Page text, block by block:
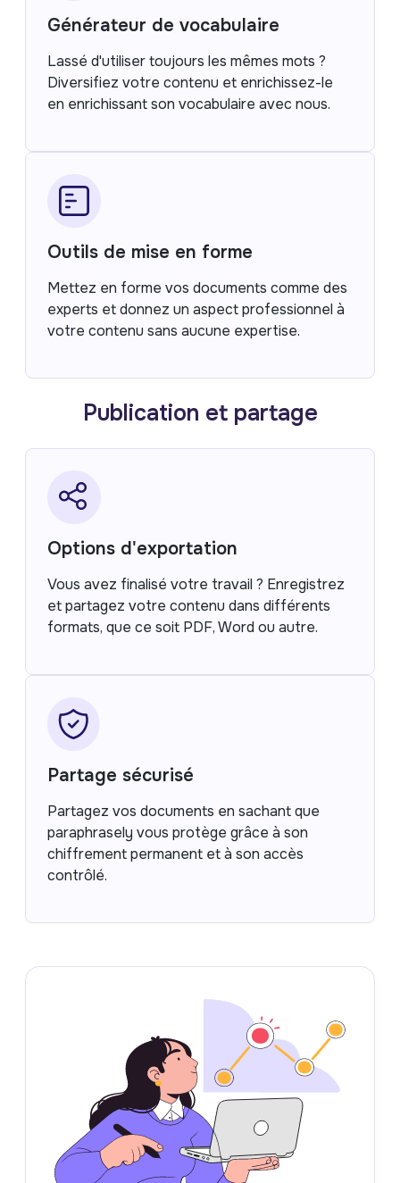
Générateur de vocabulaire
Lassé d'utiliser toujours les mêmes mots ?
Diversifiez votre contenu et enrichissez-le
en enrichissant son vocabulaire avec nous.
Outils de mise en forme
Mettez en forme vos documents comme des
experts et donnez un aspect professionnel à
votre contenu sans aucune expertise.
Publication et partage
Options d'exportation
Vous avez finalisé votre travail ? Enregistrez
et partagez votre contenu dans différents
formats, que ce soit PDF, Word ou autre.
Partage sécurisé
Partagez vos documents en sachant que
paraphrasely vous protège grâce à son
chiffrement permanent et à son accès
contrôlé.